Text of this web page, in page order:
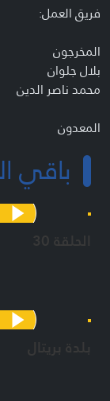
فريق العمل:
المخرجون
بلال جلوان
محمد ناصر الدين
المعدون
مريم فاضلباقي
الحلقة 30
بلدة بريتال